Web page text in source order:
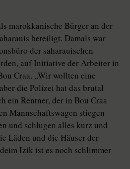
marokkanische Bürger an der
beteiligt. Damals war
der saharauischen
auf Initiative der Arbeiter in
Craa. „Wir wollten eine
die Polizei hat das brutal
ein Rentner, der in Bou Craa
Mannschaftswagen stiegen
und schlugen alles kurz und
Läden und die Häuser der
Izik ist es noch schlimmer